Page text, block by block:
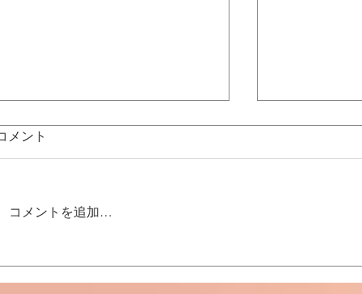
出張カーコーティング フェ
ラーリ
アルファス
ィング1
メント
コメントを追加…